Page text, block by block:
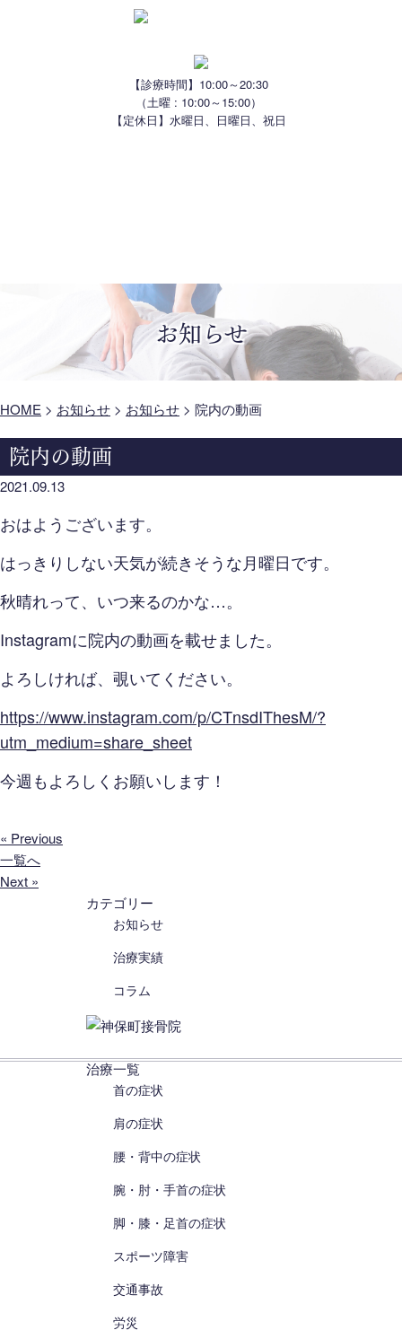
【診療時間】10:00～20:30
（土曜 : 10:00～15:00）
【定休日】水曜日、日曜日、祝日
お知らせ
HOME > お知らせ > お知らせ > 院内の動画
院内の動画
2021.09.13
おはようございます。
はっきりしない天気が続きそうな月曜日です。
秋晴れって、いつ来るのかな…。
Instagramに院内の動画を載せました。
よろしければ、覗いてください。
https://www.instagram.com/p/CTnsdIThesM/?
utm_medium=share_sheet
今週もよろしくお願いします！
« Previous
一覧へ
Next »
カテゴリー
お知らせ
治療実績
コラム
治療一覧
首の症状
肩の症状
腰・背中の症状
腕・肘・手首の症状
脚・膝・足首の症状
スポーツ障害
交通事故
労災